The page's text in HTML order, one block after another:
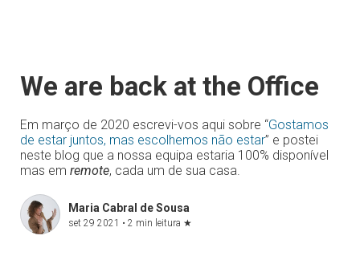
We are back at the Office
Em março de 2020 escrevi-vos aqui sobre “Gostamos
de estar juntos, mas escolhemos não estar” e postei
neste blog que a nossa equipa estaria 100% disponível
mas em remote, cada um de sua casa.
Maria Cabral de Sousa
set 29 2021 • 2 min leitura ★